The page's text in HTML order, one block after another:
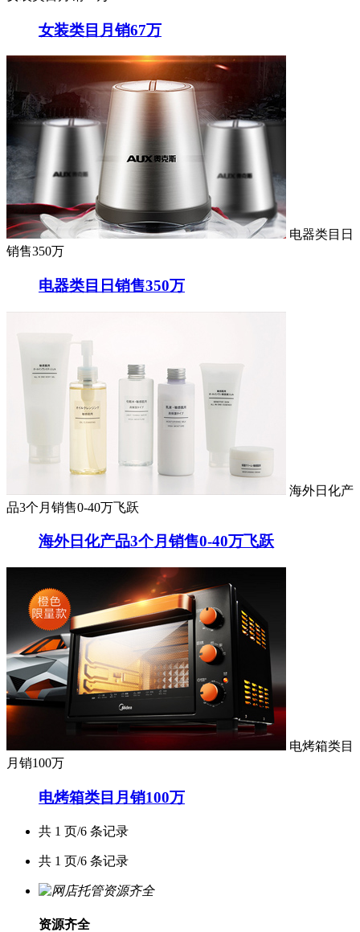
女装类目月销67万
电器类目日
销售350万
电器类目日销售350万
海外日化产
品3个月销售0-40万飞跃
海外日化产品3个月销售0-40万飞跃
电烤箱类目
月销100万
电烤箱类目月销100万
共 1 页/6 条记录
共 1 页/6 条记录
资源齐全